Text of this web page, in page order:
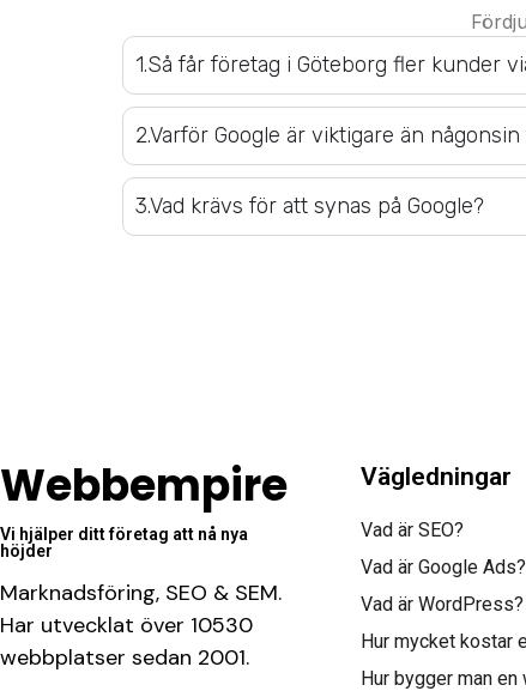
1.Så får företag i Göteborg fler kunder
2.Varför Google är viktigare än
3.Vad krävs för att synas på Google?
Webbempire
Vi hjälper ditt företag att nå nya
höjder
Marknadsföring, SEO & SEM.
Har utvecklat över 10530
webbplatser sedan 2001.
Vägledningar
Vad är SEO?
Vad är Google Ads?
Vad är WordPress?
Hur mycket kostar
Hur bygger man